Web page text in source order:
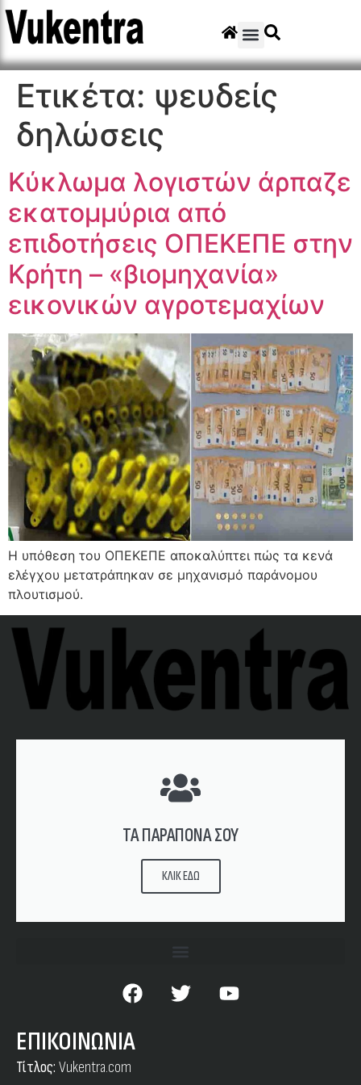
Ετικέτα: ψευδείς
δηλώσεις
Κύκλωμα λογιστών άρπαζε
εκατομμύρια από
επιδοτήσεις ΟΠΕΚΕΠΕ στην
Κρήτη – «βιομηχανία»
εικονικών αγροτεμαχίων
Η υπόθεση του ΟΠΕΚΕΠΕ αποκαλύπτει πώς τα κενά
ελέγχου μετατράπηκαν σε μηχανισμό παράνομου
πλουτισμού.
ΤΑ ΠΑΡΑΠΟΝΑ ΣΟΥ
ΚΛΙΚ ΕΔΩ
ΕΠΙΚΟΙΝΩΝΙΑ
Τίτλος: Vukentra.com